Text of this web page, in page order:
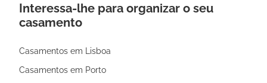
Interessa-lhe para organizar o seu
casamento
Casamentos em Lisboa
Casamentos em Porto